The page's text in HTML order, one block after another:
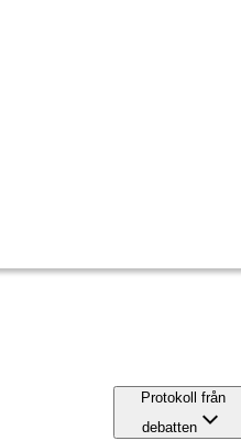
Protokoll från
debatten